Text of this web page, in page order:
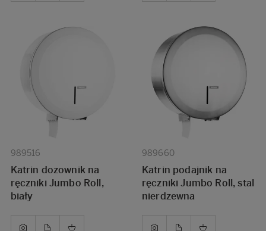
989516
Katrin dozownik na
ręczniki Jumbo Roll,
biały
989660
Katrin podajnik na
ręczniki Jumbo Roll, stal
nierdzewna